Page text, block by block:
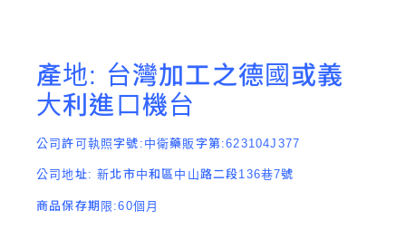
產地: 台灣加工之德國或義
大利進口機台
公司許可執照字號:中衛藥販字第:623104J377
公司地址: 新北市中和區中山路二段136巷7號
商品保存期限:60個月